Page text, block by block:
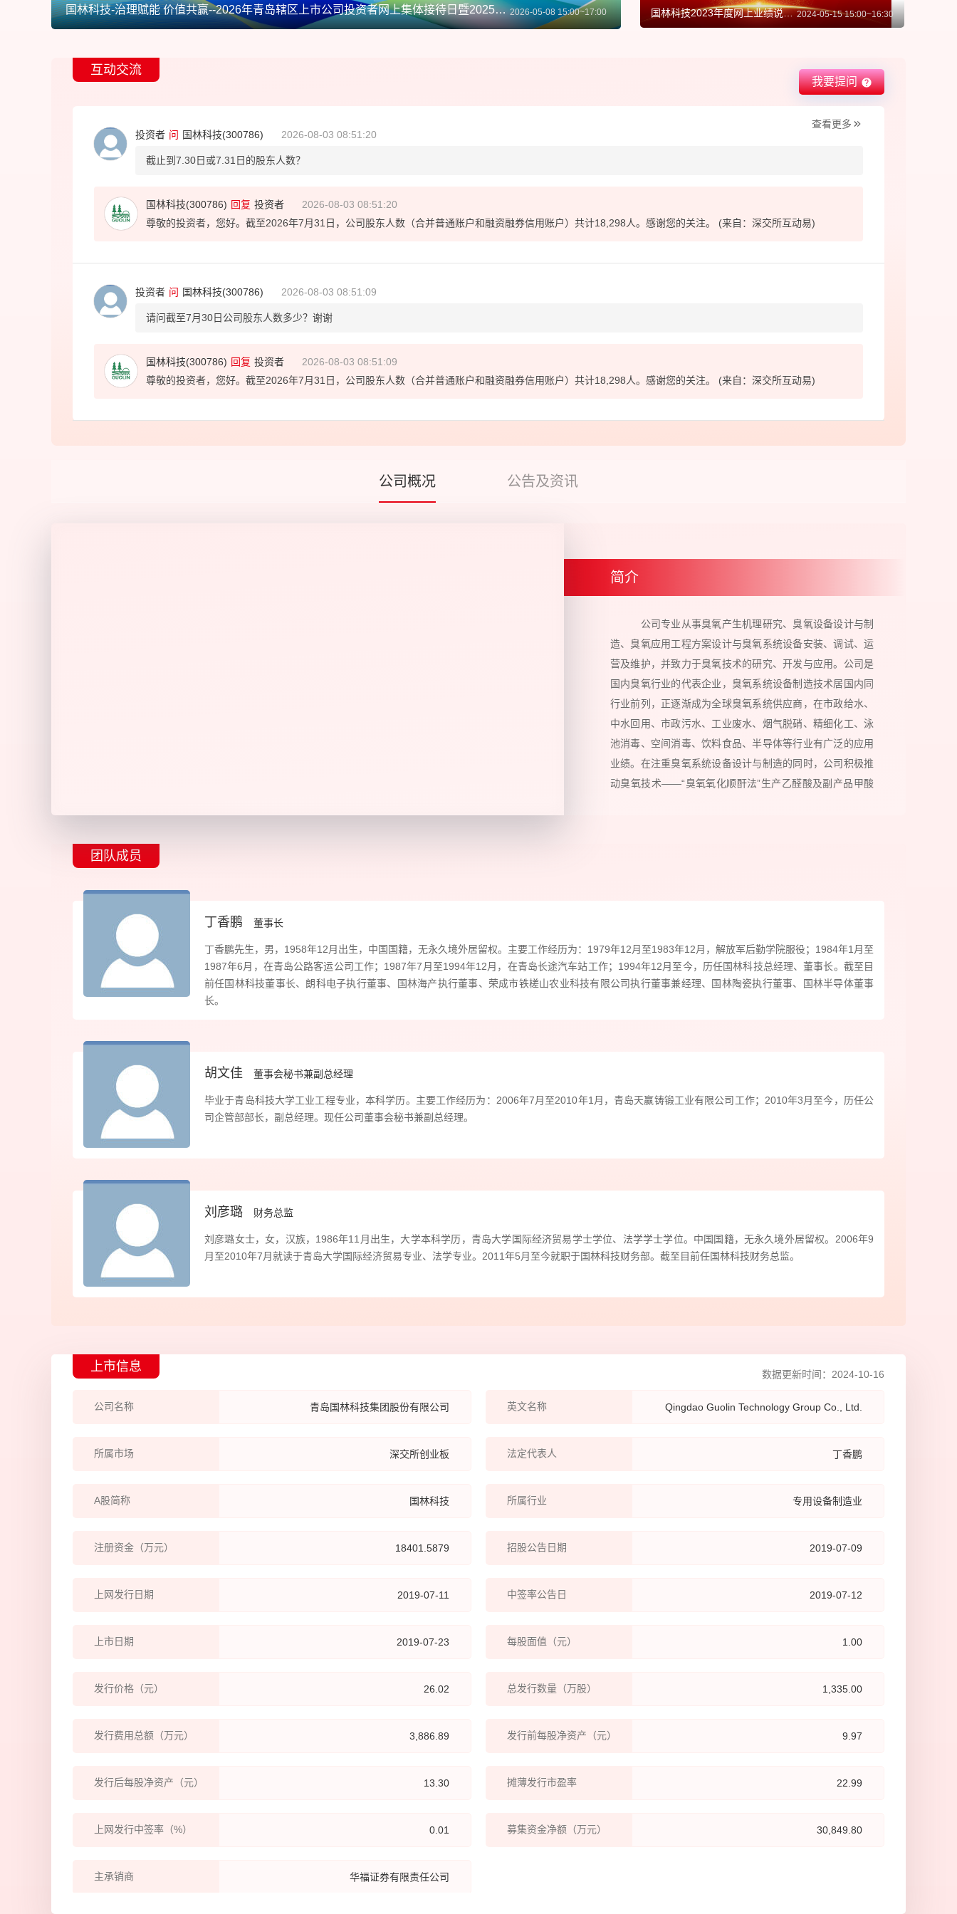
国林科技-治理赋能 价值共赢--2026年青岛辖区上市公司投资者网上集体接待日暨2025年度业绩说明会 2026-05-08 15:00~17:00 国林科技2023年度网上业绩说明会 2024-05-15 15:00~16:30
互动交流
我要提问
查看更多
投资者 问 国林科技(300786) 2026-08-03 08:51:20
截止到7.30日或7.31日的股东人数？
国林科技(300786) 回复 投资者
2026-08-03 08:51:20
尊敬的投资者，您好。截至2026年7月31日，公司股东人数（合并普通账户和融资融券信用账户）共计18,298人。感谢您的关注。 (来自：深交所互动易)
投资者 问 国林科技(300786) 2026-08-03 08:51:09
请问截至7月30日公司股东人数多少？谢谢
国林科技(300786) 回复 投资者
2026-08-03 08:51:09
尊敬的投资者，您好。截至2026年7月31日，公司股东人数（合并普通账户和融资融券信用账户）共计18,298人。感谢您的关注。 (来自：深交所互动易)
公司概况 公告及资讯
简介
公司专业从事臭氧产生机理研究、臭氧设备设计与制
造、臭氧应用工程方案设计与臭氧系统设备安装、调试、运
营及维护，并致力于臭氧技术的研究、开发与应用。公司是
国内臭氧行业的代表企业，臭氧系统设备制造技术居国内同
行业前列，正逐渐成为全球臭氧系统供应商，在市政给水、
中水回用、市政污水、工业废水、烟气脱硝、精细化工、泳
池消毒、空间消毒、饮料食品、半导体等行业有广泛的应用
业绩。在注重臭氧系统设备设计与制造的同时，公司积极推
动臭氧技术——“臭氧氧化顺酐法”生产乙醛酸及副产品甲酸
发生室是由单组或多组臭氧发生单元组成的装置，是氧气通
过高压电晕放电转化为臭氧的场所。臭氧发生器是臭氧系统
最核心的装置，与气源装置、接触反应装置、尾气处理装
子公司新疆国林新材料是国内首家采用“臭氧氧化顺丁烯二
产业基础专家委员会纳入《产业基础创新发展目录（2021年
版）》。同时生产乙醛酸所产生的副产品甲酸钾作为性能卓
术、臭氧检测以及高纯介质材料加工等一系列臭氧装备的关
键核心技术，满足半导体行业对于高浓度、高精度、高纯
器、高精度二氧化碳水发生器以及各类型臭氧检测仪表与臭
参数等各方面与进口设备对标并部分优于进口设备，整体产
取小批量订单，各系列产品已重复交付多家客户运行中。
发，目前已研制成功多款产品，包括“小型、大型、医用
团队成员
丁香鹏 董事长
丁香鹏先生，男，1958年12月出生，中国国籍，无永久境外居留权。主要工作经历为：1979年12月至1983年12月，解放军后勤学院服役；1984年1月至
1987年6月，在青岛公路客运公司工作；1987年7月至1994年12月，在青岛长途汽车站工作；1994年12月至今，历任国林科技总经理、董事长。截至目
前任国林科技董事长、朗科电子执行董事、国林海产执行董事、荣成市铁槎山农业科技有限公司执行董事兼经理、国林陶瓷执行董事、国林半导体董事
长。
胡文佳 董事会秘书兼副总经理
毕业于青岛科技大学工业工程专业，本科学历。主要工作经历为：2006年7月至2010年1月，青岛天赢铸锻工业有限公司工作；2010年3月至今，历任公
司企管部部长，副总经理。现任公司董事会秘书兼副总经理。
刘彦璐 财务总监
刘彦璐女士，女，汉族，1986年11月出生，大学本科学历，青岛大学国际经济贸易学士学位、法学学士学位。中国国籍，无永久境外居留权。2006年9
月至2010年7月就读于青岛大学国际经济贸易专业、法学专业。2011年5月至今就职于国林科技财务部。截至目前任国林科技财务总监。
上市信息
数据更新时间：2024-10-16
公司名称 青岛国林科技集团股份有限公司 英文名称 Qingdao Guolin Technology Group Co., Ltd.
所属市场 深交所创业板 法定代表人 丁香鹏
A股简称 国林科技 所属行业 专用设备制造业
注册资金（万元） 18401.5879 招股公告日期 2019-07-09
上网发行日期 2019-07-11 中签率公告日 2019-07-12
上市日期 2019-07-23 每股面值（元） 1.00
发行价格（元） 26.02 总发行数量（万股） 1,335.00
发行费用总额（万元） 3,886.89 发行前每股净资产（元） 9.97
发行后每股净资产（元） 13.30 摊薄发行市盈率 22.99
上网发行中签率（%） 0.01 募集资金净额（万元） 30,849.80
主承销商 华福证券有限责任公司